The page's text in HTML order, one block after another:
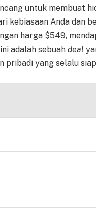
untuk membuat
kebiasaan Anda dan
harga $549,
adalah sebuah deal
pribadi yang selalu